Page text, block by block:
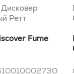
Ретт
Fume